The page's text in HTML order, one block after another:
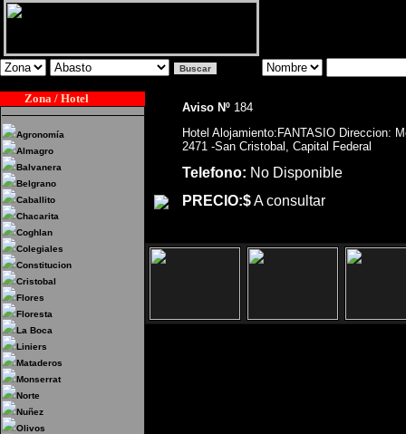
Zona / Hotel
Agronomía
Almagro
Balvanera
Belgrano
Caballito
Chacarita
Coghlan
Colegiales
Constitucion
Cristobal
Flores
Floresta
La Boca
Liniers
Mataderos
Monserrat
Norte
Nuñez
Olivos
Aviso Nº 184
Hotel Alojamiento:FANTASIO Direccion:
2471 -San Cristobal, Capital Federal
Telefono: No Disponible
PRECIO:$A consultar